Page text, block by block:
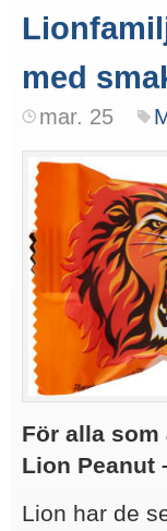
med
mar. 25
För alla
Lion Peanut
Lion har de